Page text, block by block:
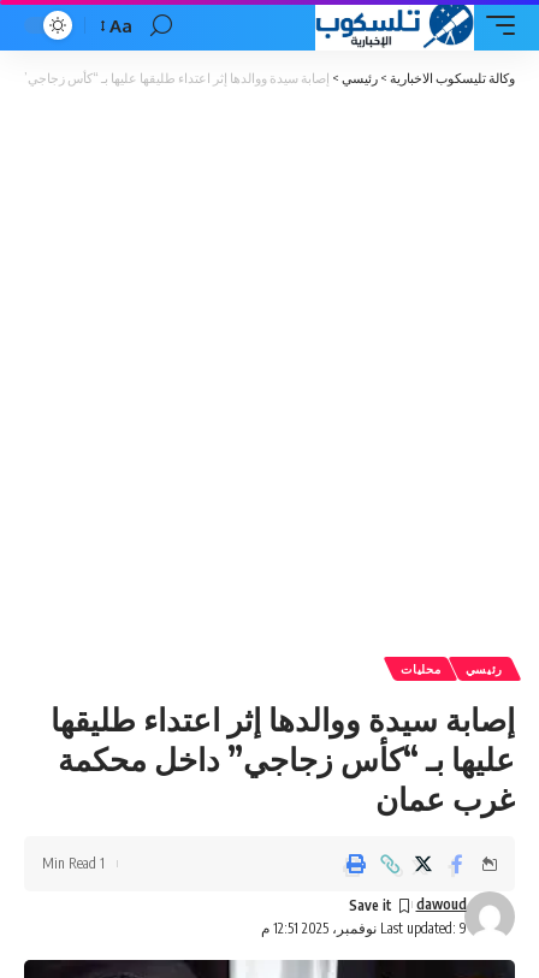
Font
Resizer
Aa
وكالة تليسكوب الاخبارية > رئيسي > إصابة سيدة ووالدها إثر اعتداء طليقها عليها بـ “كأس
رئيسي محليات
إصابة سيدة ووالدها إثر اعتداء طليقها
عليها بـ “كأس زجاجي” داخل محكمة
غرب عمان
Last updated: 9 نوفمبر، 2025 12:51 م
dawoud
1 Min Read